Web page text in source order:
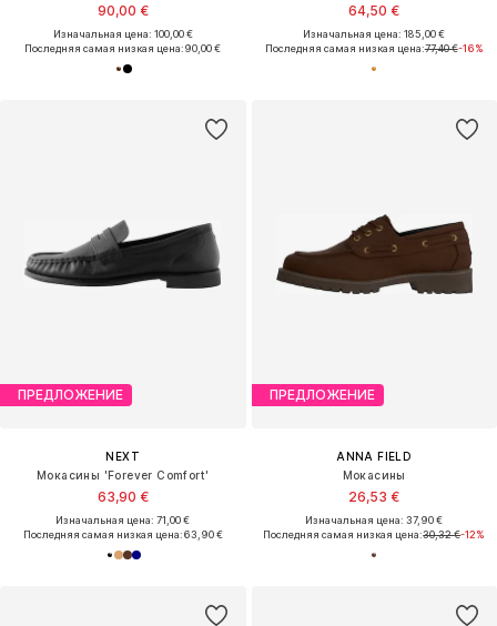
90,00 €
Изначальная цена: 100,00 €
Последняя самая низкая цена:90,00 €
64,50 €
Изначальная цена: 185,00 €
Последняя самая низкая цена:77,40 €-16%
ПРЕДЛОЖЕНИЕ
NEXT
Мокасины 'Forever Comfort'
63,90 €
Изначальная цена: 71,00 €
Последняя самая низкая цена:63,90 €
ПРЕДЛОЖЕНИЕ
ANNA FIELD
Мокасины
26,53 €
Изначальная цена: 37,90 €
Последняя самая низкая цена:30,32 €-12%